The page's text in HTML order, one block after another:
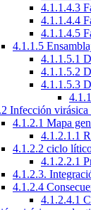
4.1.1.4.3
4.1.1.4.4
4.1.1.4.5
4.1.1.5
4.1.1.5.1
4.1.1.5.2
4.1.1.5.3
Infección
4.1.2.1 Mapa
4.1.2.1.1
4.1.2.2 ciclo
4.1.2.2.1
4.1.2.3.
4.1.2.4
4.1.2.4.1